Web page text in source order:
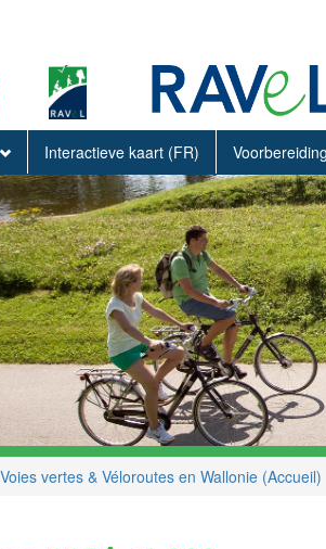
Interactieve kaart (FR)
vertes & Véloroutes en Wallonie (Accueil)